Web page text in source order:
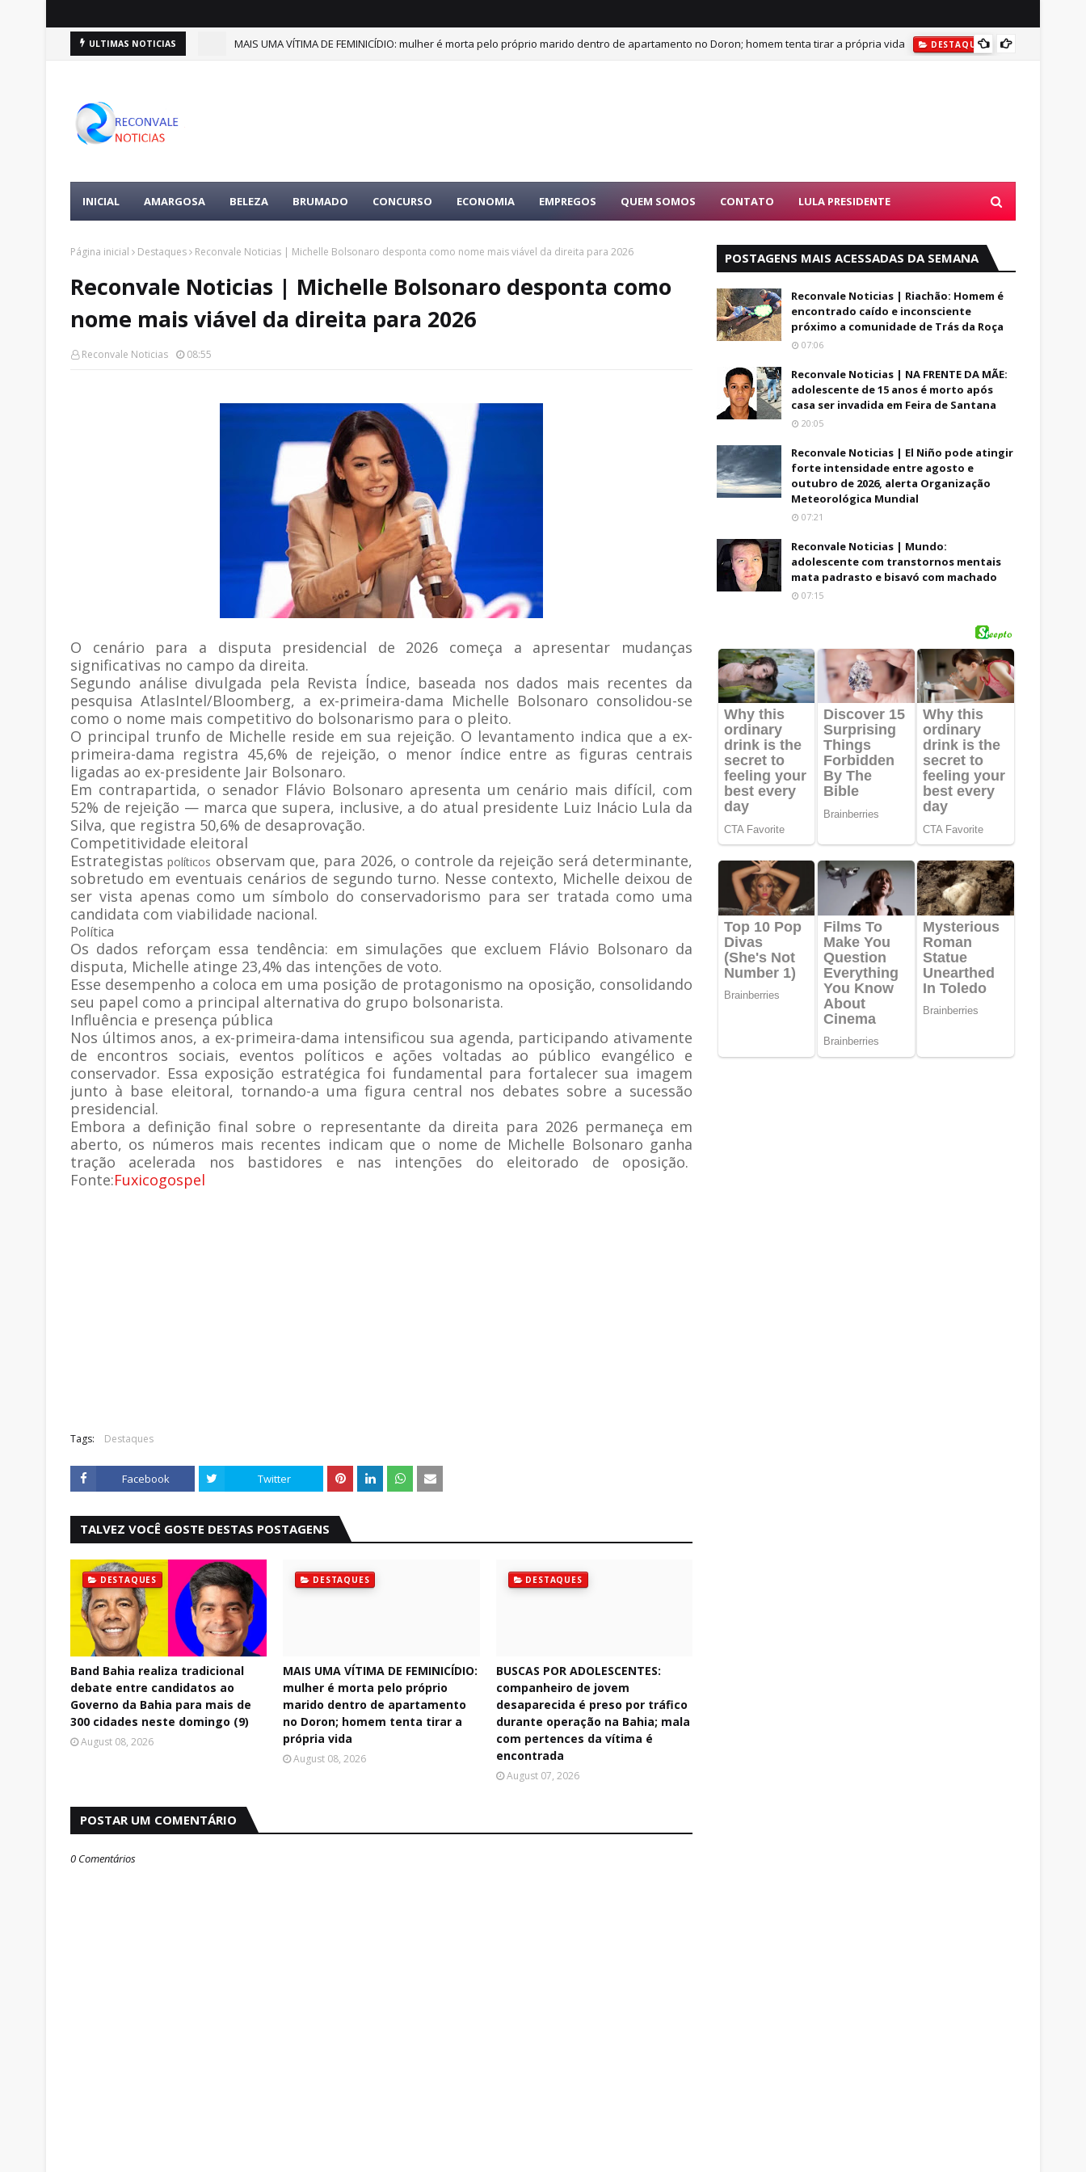
ULTIMAS NOTICIAS
DESTAQUES MAIS UMA VÍTIMA DE FEMINICÍDIO: mulher é morta pelo próprio marido dentro de apartamento no Doron; homem tenta tirar a própria vida DESTAQUES
INICIAL AMARGOSA BELEZA BRUMADO CONCURSO ECONOMIA EMPREGOS QUEM SOMOS CONTATO LULA PRESIDENTE
Página inicial Destaques Reconvale Noticias | Michelle Bolsonaro desponta como nome mais viável da direita para 2026
Reconvale Noticias | Michelle Bolsonaro desponta como
nome mais viável da direita para 2026
Reconvale Noticias 08:55
O cenário para a disputa presidencial de 2026 começa a apresentar mudanças
significativas no campo da direita.
Segundo análise divulgada pela Revista Índice, baseada nos dados mais recentes da
pesquisa AtlasIntel/Bloomberg, a ex-primeira-dama Michelle Bolsonaro consolidou-se
como o nome mais competitivo do bolsonarismo para o pleito.
O principal trunfo de Michelle reside em sua rejeição. O levantamento indica que a ex-
primeira-dama registra 45,6% de rejeição, o menor índice entre as figuras centrais
ligadas ao ex-presidente Jair Bolsonaro.
Em contrapartida, o senador Flávio Bolsonaro apresenta um cenário mais difícil, com
52% de rejeição — marca que supera, inclusive, a do atual presidente Luiz Inácio Lula da
Silva, que registra 50,6% de desaprovação.
Competitividade eleitoral
Estrategistaspolíticos observam que, para 2026, o controle da rejeição será determinante,
sobretudo em eventuais cenários de segundo turno. Nesse contexto, Michelle deixou de
ser vista apenas como um símbolo do conservadorismo para ser tratada como uma
candidata com viabilidade nacional.
Política
Os dados reforçam essa tendência: em simulações que excluem Flávio Bolsonaro da
disputa, Michelle atinge 23,4% das intenções de voto.
Esse desempenho a coloca em uma posição de protagonismo na oposição, consolidando
seu papel como a principal alternativa do grupo bolsonarista.
Influência e presença pública
Nos últimos anos, a ex-primeira-dama intensificou sua agenda, participando ativamente
de encontros sociais, eventos políticos e ações voltadas ao público evangélico e
conservador. Essa exposição estratégica foi fundamental para fortalecer sua imagem
junto à base eleitoral, tornando-a uma figura central nos debates sobre a sucessão
presidencial.
Embora a definição final sobre o representante da direita para 2026 permaneça em
aberto, os números mais recentes indicam que o nome de Michelle Bolsonaro ganha
tração acelerada nos bastidores e nas intenções do eleitorado de oposição.
Fonte:Fuxicogospel
Tags: Destaques
Facebook Twitter
TALVEZ VOCÊ GOSTE DESTAS POSTAGENS
DESTAQUES
Band Bahia realiza tradicional
debate entre candidatos ao
Governo da Bahia para mais de
300 cidades neste domingo (9)
August 08, 2026
DESTAQUES
MAIS UMA VÍTIMA DE FEMINICÍDIO:
mulher é morta pelo próprio
marido dentro de apartamento
no Doron; homem tenta tirar a
própria vida
August 08, 2026
DESTAQUES
BUSCAS POR ADOLESCENTES:
companheiro de jovem
desaparecida é preso por tráfico
durante operação na Bahia; mala
com pertences da vítima é
encontrada
August 07, 2026
POSTAR UM COMENTÁRIO
0 Comentários
POSTAGENS MAIS ACESSADAS DA SEMANA
Reconvale Noticias | Riachão: Homem é
encontrado caído e inconsciente
próximo a comunidade de Trás da Roça
07:06
Reconvale Noticias | NA FRENTE DA MÃE:
adolescente de 15 anos é morto após
casa ser invadida em Feira de Santana
20:05
Reconvale Noticias | El Niño pode atingir
forte intensidade entre agosto e
outubro de 2026, alerta Organização
Meteorológica Mundial
07:21
Reconvale Noticias | Mundo:
adolescente com transtornos mentais
mata padrasto e bisavó com machado
07:15